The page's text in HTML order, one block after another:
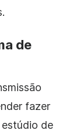
de
fazer
de